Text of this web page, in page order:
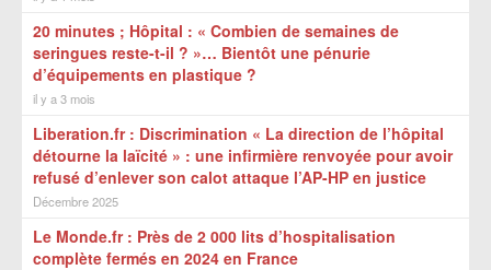
20 minutes ; Hôpital : « Combien de semaines de
seringues reste-t-il ? »… Bientôt une pénurie
d’équipements en plastique ?
il y a 3 mois
Liberation.fr : Discrimination « La direction de l’hôpital
détourne la laïcité » : une infirmière renvoyée pour avoir
refusé d’enlever son calot attaque l’AP-HP en justice
Décembre 2025
Le Monde.fr : Près de 2 000 lits d’hospitalisation
complète fermés en 2024 en France